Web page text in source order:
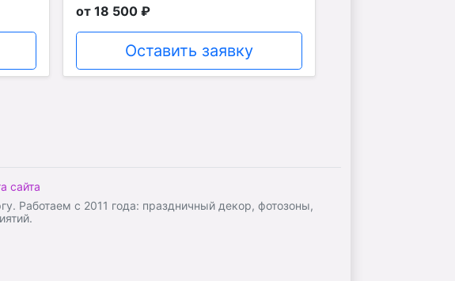
от 18 500 ₽
Оставить заявку
сайта
Работаем с 2011 года: праздничный декор, фотозоны,